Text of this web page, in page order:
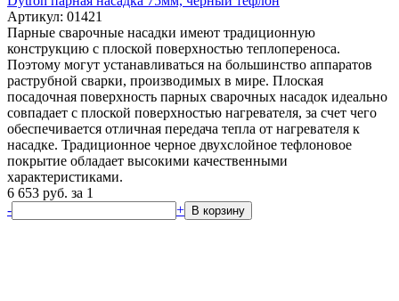
Артикул: 01421
Парные сварочные насадки имеют традиционную
конструкцию с плоской поверхностью теплопереноса.
Поэтому могут устанавливаться на большинство аппаратов
раструбной сварки, производимых в мире. Плоская
посадочная поверхность парных сварочных насадок идеально
совпадает с плоской поверхностью нагревателя, за счет чего
обеспечивается отличная передача тепла от нагревателя к
насадке. Традиционное черное двухслойное тефлоновое
покрытие обладает высокими качественными
характеристиками.
6 653 руб. за 1
-
+ В корзину